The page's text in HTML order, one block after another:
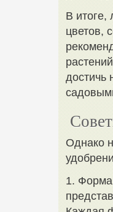
В итоге,
цветов,
достичь
Однако
1. Форма